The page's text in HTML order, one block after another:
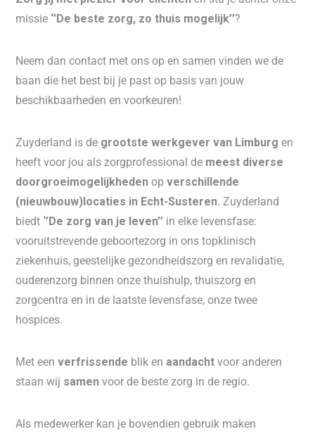
missie ‘’De beste zorg, zo thuis mogelijk’’?
Neem dan contact met ons op en samen vinden we de
baan die het best bij je past op basis van jouw
beschikbaarheden en voorkeuren!
Zuyderland is de grootste werkgever van Limburg en
heeft voor jou als zorgprofessional de meest diverse
doorgroeimogelijkhedenop verschillende
(nieuwbouw)locaties in Echt-Susteren. Zuyderland
biedt ‘’De zorg van je leven’’ in elke levensfase:
vooruitstrevende geboortezorg in ons topklinisch
ziekenhuis, geestelijke gezondheidszorg en revalidatie,
ouderenzorg binnen onze thuishulp, thuiszorg en
zorgcentra en in de laatste levensfase, onze twee
hospices.
Met eenverfrissende blik en aandacht voor anderen
staan wij samen voor de beste zorg in de regio.
Als medewerker kan je bovendien gebruik maken